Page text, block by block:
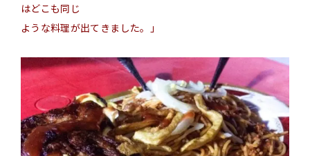
はどこも同じ
ような料理が出てきました。」